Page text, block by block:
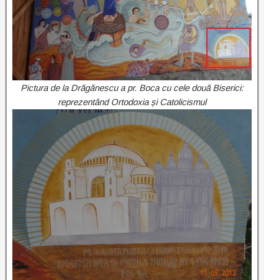
Pictura de la Drăgănescu a pr. Boca cu cele două Biserici:
reprezentând Ortodoxia și Catolicismul